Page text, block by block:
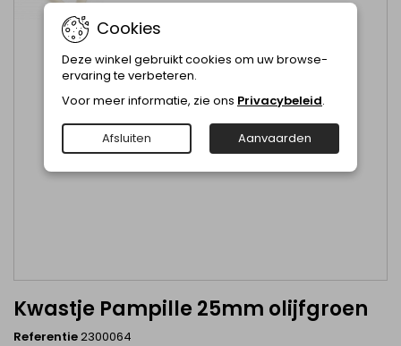
Kwastje Pampille 25mm olijfgroen
Referentie2300064
Cookies
Deze winkel gebruikt cookies om uw browse-
ervaring te verbeteren.
Voor meer informatie, zie ons Privacybeleid.
Afsluiten Aanvaarden